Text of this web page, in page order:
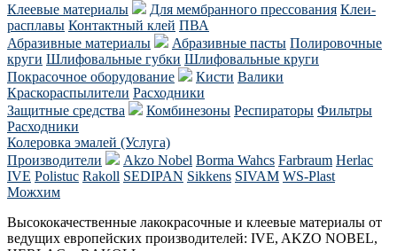
Клеевые материалы
Для мембранного прессования Клеи-
расплавы Контактный клей ПВА
Абразивные материалы
Абразивные пасты Полировочные
круги Шлифовальные губки Шлифовальные круги
Покрасочное оборудование
Кисти Валики
Краскораспылители Расходники
Защитные средства
Комбинезоны Респираторы Фильтры
Расходники
Колеровка эмалей (Услуга)
Производители
Akzo Nobel Borma Wahcs Farbraum Herlac
IVE Polistuc Rakoll SEDIPAN Sikkens SIVAM WS-Plast
Можхим
Высококачественные лакокрасочные и клеевые материалы от
ведущих европейских производителей: IVE, AKZO NOBEL,